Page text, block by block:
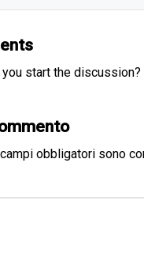
you start the discussion?
obbligatori sono